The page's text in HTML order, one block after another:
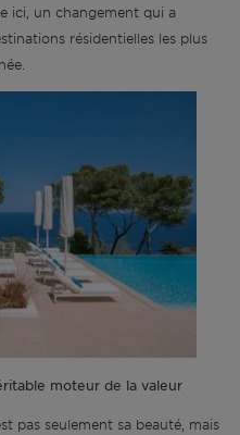
ici, un changement qui a
résidentielles les plus
moteur de la valeur
pas seulement sa beauté, mais